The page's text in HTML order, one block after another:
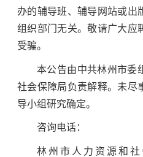
办的辅导班、辅导网站或出
组织部门无关。敬请广大应
受骗。
本公告由中共林州市委
社会保障局负责解释。未尽
导小组研究确定。
咨询电话：
林州市人力资源和社